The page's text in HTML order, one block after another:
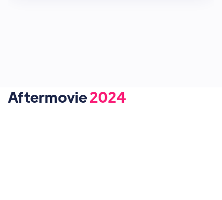
Aftermovie2024